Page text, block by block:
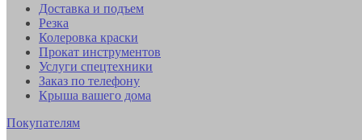
Доставка и подъем
Резка
Колеровка краски
Прокат инструментов
Услуги спецтехники
Заказ по телефону
Крыша вашего дома
Покупателям